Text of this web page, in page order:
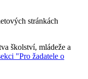
stránkách
školství, mládeže a
"Pro žadatele o